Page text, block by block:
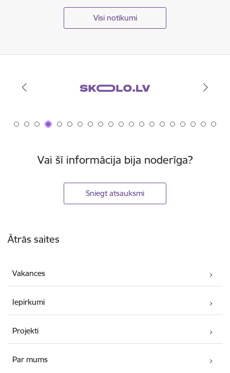
Visi notikumi
Vai šī informācija bija noderīga?
Sniegt atsauksmi
Ātrās saites
Vakances
Iepirkumi
Projekti
Par mums